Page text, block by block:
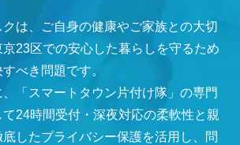
クは、ご自身の健康やご家族との大切
23区での安心した暮らしを守るため
べき問題です。
「スマートタウン片付け隊」の専門
24時間受付・深夜対応の柔軟性と親
したプライバシー保護を活用し、問